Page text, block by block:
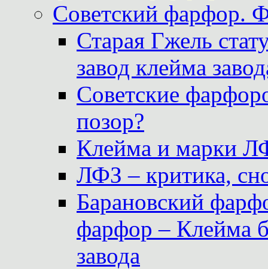
Советский фарфор.
Старая Гжель
завод клейма
Советские
позор?
Клейма и марки
ЛФЗ – критика,
Барановский
фарфор – Клейма
завода